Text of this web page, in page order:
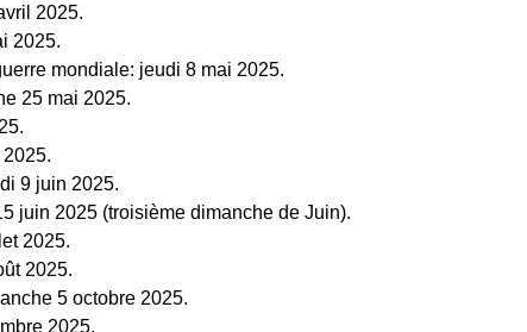
2025.
2025.
mondiale: jeudi 8 mai 2025.
25 mai 2025.
9 juin 2025.
juin 2025 (troisième dimanche de Juin).
2025.
2025.
5 octobre 2025.
2025.